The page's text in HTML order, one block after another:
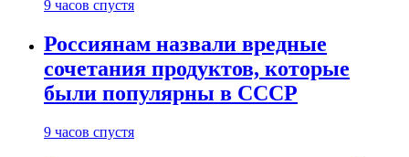
9 часов спустя
Россиянам назвали вредные
сочетания продуктов, которые
были популярны в СССР
9 часов спустя